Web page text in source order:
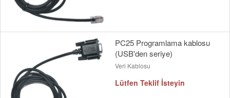
PC25 Programlama kablosu
(USB'den seriye)
Veri Kablosu
Lütfen Teklif İsteyin